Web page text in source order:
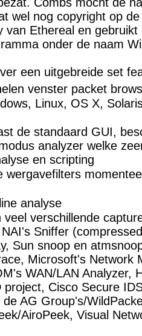
wel nog copyright op
van Ethereal en
onder de naam
een uitgebreide set
venster packet
Linux, OS X,
de standaard GUI,
analyzer welke
en scripting
wergavefilters
analyse
veel verschillende
Sniffer
Sun snoop en
Microsoft's Network
WAN/LAN Analyzer,
project, Cisco Secure
AG Group's/
AiroPeek, Visual